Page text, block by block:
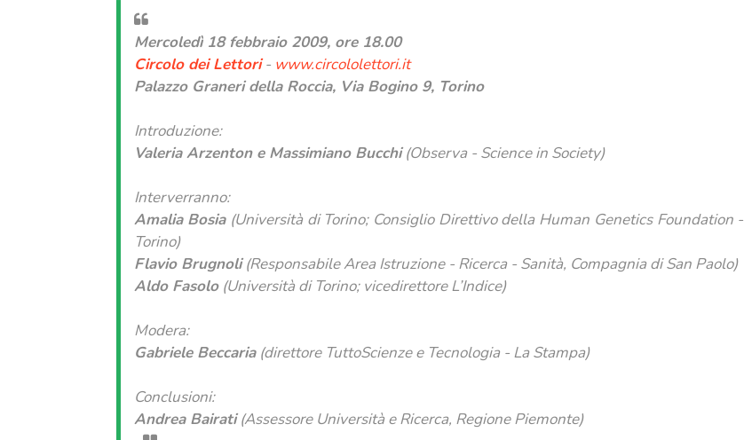
Mercoledì 18 febbraio 2009, ore 18.00
Circolo dei Lettori- www.circololettori.it
Palazzo Graneri della Roccia, Via Bogino 9, Torino
Introduzione:
Valeria Arzenton e Massimiano Bucchi(Observa - Science in Society)
Interverranno:
Amalia Bosia(Università di Torino; Consiglio Direttivo della Human Genetics Foundation-
Torino)
Flavio Brugnoli(Responsabile Area Istruzione - Ricerca - Sanità, Compagnia di San Paolo)
Aldo Fasolo(Università di Torino; vicedirettoreL’Indice)
Modera:
Gabriele Beccaria(direttore TuttoScienze e Tecnologia - La Stampa)
Conclusioni:
Andrea Bairati(Assessore Università e Ricerca, Regione Piemonte)